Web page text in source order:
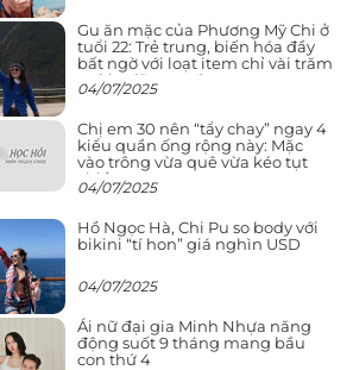
Gu ăn mặc của Phương Mỹ Chi ở
tuổi 22: Trẻ trung, biến hóa đầy
bất ngờ với loạt item chỉ vài trăm
nghìn đã mua được
04/07/2025
Chị em 30 nên “tẩy chay” ngay 4
kiểu quần ống rộng này: Mặc
vào trông vừa quê vừa kéo tụt
chiều cao
04/07/2025
Hồ Ngọc Hà, Chi Pu so body với
bikini “tí hon” giá nghìn USD
04/07/2025
Ái nữ đại gia Minh Nhựa năng
động suốt 9 tháng mang bầu
con thứ 4